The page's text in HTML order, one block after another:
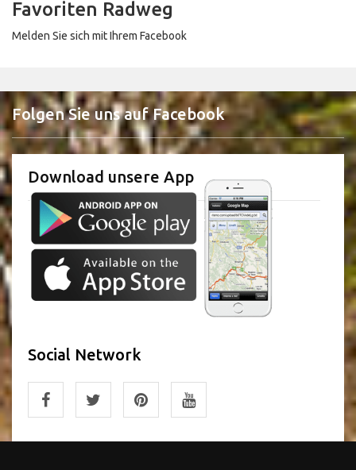
Favoriten Radweg
Melden Sie sich mit Ihrem Facebook
Folgen Sie uns auf Facebook
Download unsere App
Social Network